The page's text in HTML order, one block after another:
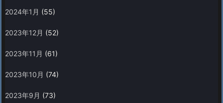
2024年1月 (55)
2023年12月 (52)
2023年11月 (61)
2023年10月 (74)
2023年9月 (73)